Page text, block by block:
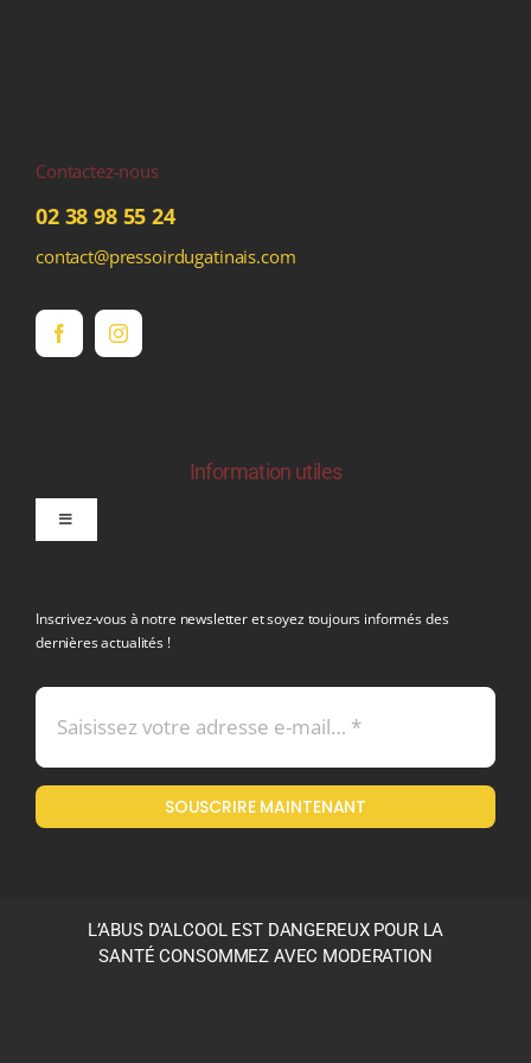
Contactez-nous
02 38 98 55 24
contact@pressoirdugatinais.com
Information utiles
Toggle
Mentions légales
Politique en matière de remboursements et de retours
Inscrivez-vous à notre newsletter et soyez toujours informés des
dernières actualités !
SOUSCRIRE MAINTENANT
L’ABUS D’ALCOOL EST DANGEREUX POUR LA
SANTÉ CONSOMMEZ AVEC MODERATION